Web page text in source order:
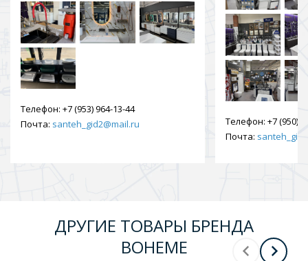
Телефон: +7 (953) 964-13-44
Почта: santeh_gid2@mail.ru Телефон: +7 (950)
Почта:
ДРУГИЕ ТОВАРЫ БРЕНДА
BOHEME